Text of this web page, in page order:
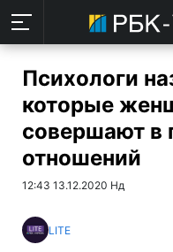
Психологи
которые
совершают в
отношений
12:43 13.12.2020 Нд
LITE